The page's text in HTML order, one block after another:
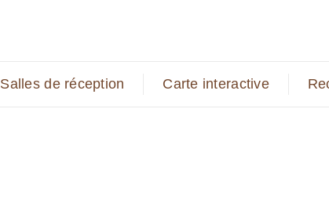
Salles de réception Carte interactive